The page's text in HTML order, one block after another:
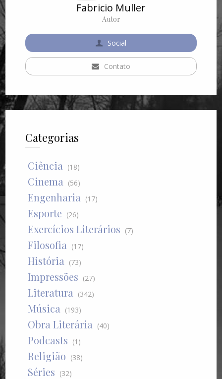
Fabricio Muller
Autor
Social
Contato
Categorias
Ciência (18)
Cinema (56)
Engenharia (17)
Esporte (26)
Exercícios Literários (7)
Filosofia (17)
História (73)
Impressões (27)
Literatura (342)
Música (193)
Obra Literária (40)
Podcasts (1)
Religião (38)
Séries (32)